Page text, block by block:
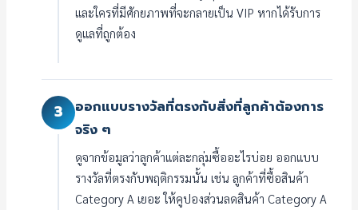
และใครที่มีศักยภาพที่จะกลายเป็น VIP หากได้รับการ
ดูแลที่ถูกต้อง
3
ออกแบบรางวัลที่ตรงกับสิ่งที่ลูกค้าต้องการ
จริง ๆ
ดูจากข้อมูลว่าลูกค้าแต่ละกลุ่มซื้ออะไรบ่อย ออกแบบ
รางวัลที่ตรงกับพฤติกรรมนั้น เช่น ลูกค้าที่ซื้อสินค้า
Category A เยอะ ให้คูปองส่วนลดสินค้า Category A